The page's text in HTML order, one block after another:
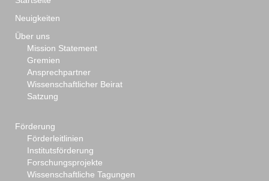
Neuigkeiten
Über uns
Mission Statement
Gremien
Ansprechpartner
Wissenschaftlicher Beirat
Satzung
Förderung
Förderleitlinien
Institutsförderung
Forschungsprojekte
Wissenschaftliche Tagungen